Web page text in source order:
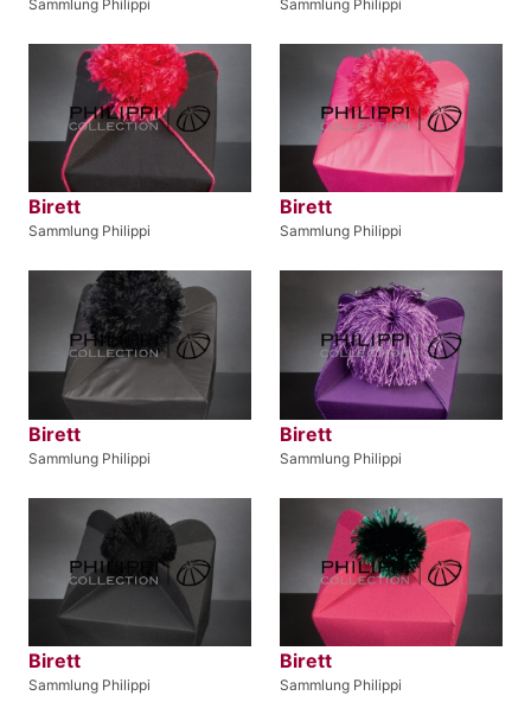
Sammlung Philippi Sammlung Philippi
Birett
Sammlung Philippi
Birett
Sammlung Philippi
Birett
Sammlung Philippi
Birett
Sammlung Philippi
Birett
Sammlung Philippi
Birett
Sammlung Philippi